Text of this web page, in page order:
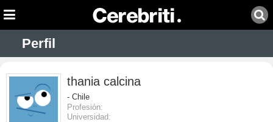
Perfil
thania calcina
- Chile
Profesión:
Universidad: